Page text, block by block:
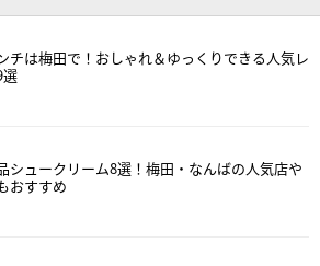
チは梅田で！おしゃれ＆ゆっくりできる人気レ
選
シュークリーム8選！梅田・なんばの人気店や
おすすめ